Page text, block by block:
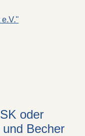
oder
Becher